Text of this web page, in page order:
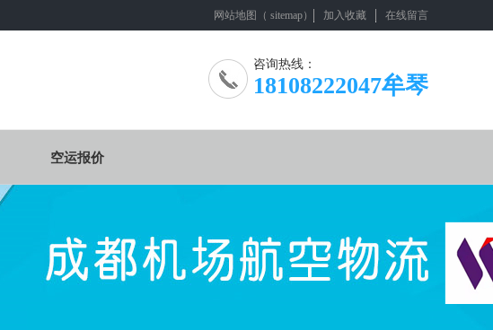
网站地图 （ sitemap） 加入收藏 在线留言
咨询热线：
18108222047牟琴
空运报价